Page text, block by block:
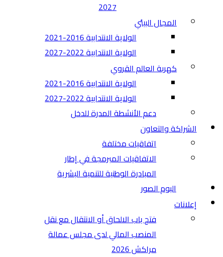
2027
المجال البيئي
الولاية الانتدابية 2016-2021
الولاية الانتدابية 2022-2027
كهربة العالم القروي
الولاية الانتدابية 2016-2021
الولاية الانتدابية 2022-2027
دعم الأنشطة المدرة للدخل
الشراكة والتعاون
اتفاقيات مختلفة​
الاتفاقيات المبرمجة في إطار
المبادرة الوطنية للتنمية البشرية
البوم الصور
إعلانات
فتح باب الالحاق أو الانتقال مع نقل
المنصب المالي لدى مجلس عمالة
مراكش 2026